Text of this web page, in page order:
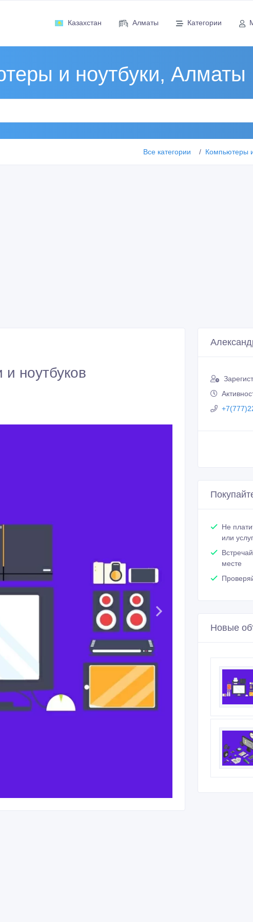
Казахстан Алматы Категории
и ноутбуки, Алматы
Все категории Компьютеры
и ноутбуков
Не
или
месте
Новые